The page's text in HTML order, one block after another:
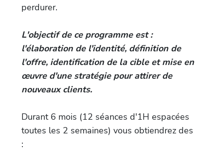
perdurer.
L'objectif de ce programme est :
l'élaboration de l'identité, définition de
l'offre, identification de la cible et mise en
œuvre d'une stratégie pour attirer de
nouveaux clients.
Durant 6 mois (12 séances d'1H espacées
toutes les 2 semaines) vous obtiendrez des
: